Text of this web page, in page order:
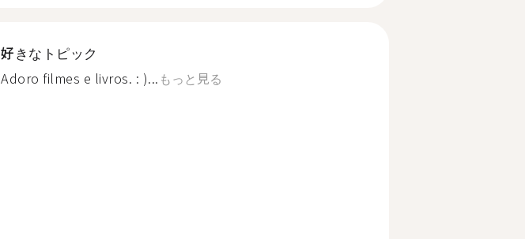
好きなトピック
Adoro filmes e livros. : )... もっと見る